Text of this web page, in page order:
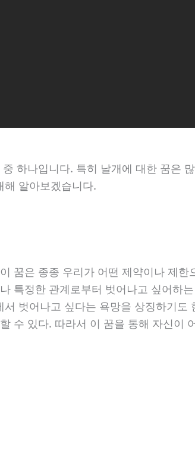
하나입니다. 특히 날개에 대한 꿈은
해 알아보겠습니다.
꿈은 종종 우리가 어떤 제약이나 제한
특정한 관계로부터 벗어나고 싶어하
벗어나고 싶다는 욕망을 상징하기도
수 있다. 따라서 이 꿈을 통해 자신이